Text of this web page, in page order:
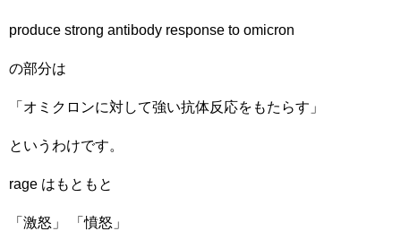
produce strong antibody response to omicron
の部分は
「オミクロンに対して強い抗体反応をもたらす」
というわけです。
rage はもともと
「激怒」 「憤怒」